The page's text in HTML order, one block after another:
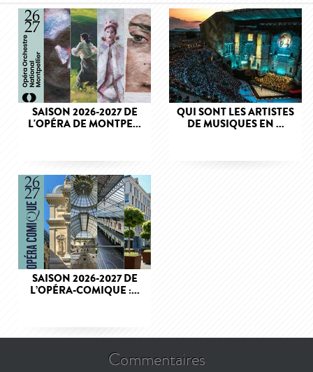
SAISON 2026-2027 DE
L'OPÉRA DE MONTPE...
QUI SONT LES ARTISTES
DE MUSIQUES EN ...
SAISON 2026-2027 DE
L’OPÉRA-COMIQUE :...
Commentaires